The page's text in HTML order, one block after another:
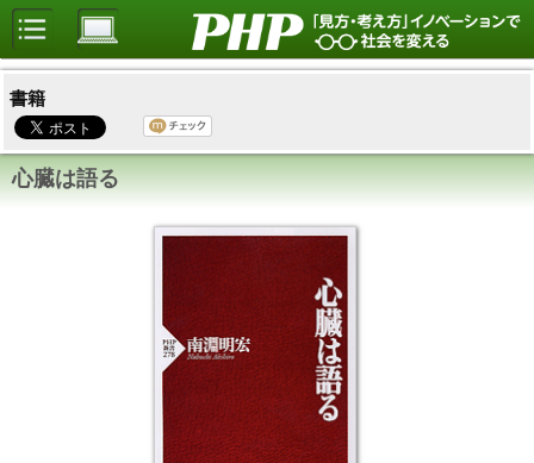
書籍
心臓は語る